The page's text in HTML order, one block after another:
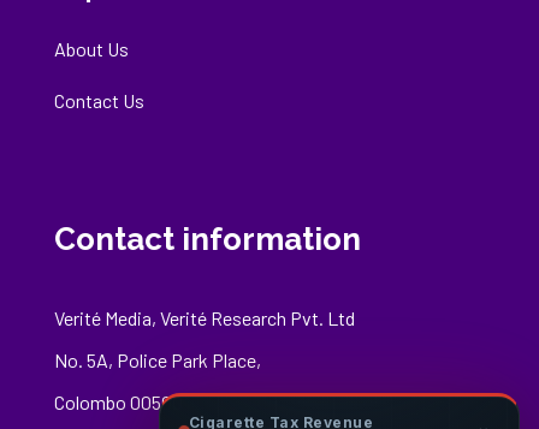
About Us
Contact Us
Contact information
Verité Media, Verité Research Pvt. Ltd
No. 5A, Police Park Place,
Colombo 00500
Cigarette Tax Revenue